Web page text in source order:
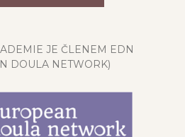
JE ČLENEM EDN
DOULA NETWORK)